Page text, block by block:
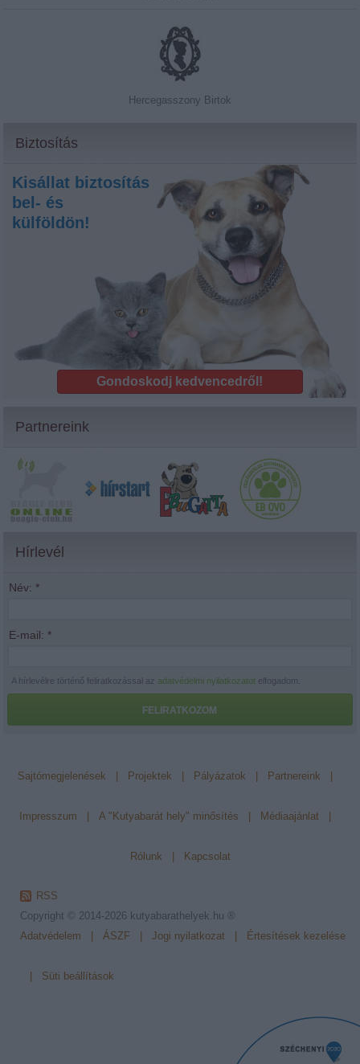
Hercegasszony Birtok
Biztosítás
Kisállat biztosítás
bel- és
külföldön!
Gondoskodj kedvencedről!
Partnereink
Hírlevél
Név: *
E-mail: *
A hírlevélre történő feliratkozással azadatvédelmi nyilatkozatot elfogadom.
FELIRATKOZOM
Sajtómegjelenések Projektek Pályázatok Partnereink
Impresszum A "Kutyabarát hely" minősítés Médiaajánlat
Rólunk Kapcsolat
RSS
Copyright © 2014-2026 kutyabarathelyek.hu ®
Adatvédelem
ÁSZF Jogi nyilatkozat Értesítések kezelése
Süti beállítások